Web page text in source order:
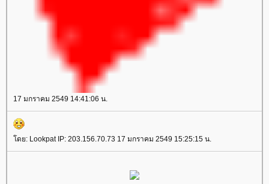
17 มกราคม 2549 14:41:06 น.
ดย: Lookpat IP: 203.156.70.73 17 มกราคม 2549 15:25:15 น.